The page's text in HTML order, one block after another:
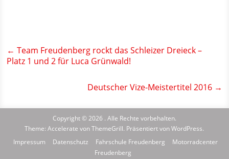
← Team Freudenberg rockt das Schleizer Dreieck –
Platz 1 und 2 für Luca Grünwald!
Deutscher Vize-Meistertitel 2016 →
Copyright © 2026 . Alle Rechte vorbehalten.
Theme:Accelerate von ThemeGrill. Präsentiert vonWordPress.
Impressum
Datenschutz Fahrschule Freudenberg
Motorradcenter
Freudenberg